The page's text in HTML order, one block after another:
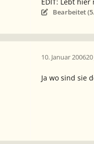
EDIT: Lebt
Bearbeitet (
10. Januar 200620
Ja wo sind sie